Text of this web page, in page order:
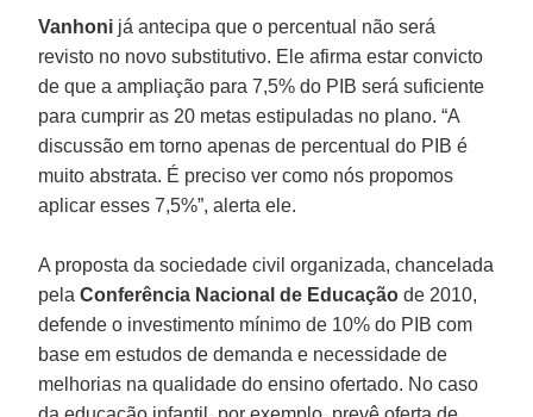
Vanhoni já antecipa que o percentual não será
revisto no novo substitutivo. Ele afirma estar convicto
de que a ampliação para 7,5% do PIB será suficiente
para cumprir as 20 metas estipuladas no plano. “A
discussão em torno apenas de percentual do PIB é
muito abstrata. É preciso ver como nós propomos
aplicar esses 7,5%”, alerta ele.
A proposta da sociedade civil organizada, chancelada
pelaConferência Nacional de Educaçãode 2010,
defende o investimento mínimo de 10% do PIB com
base em estudos de demanda e necessidade de
melhorias na qualidade do ensino ofertado. No caso